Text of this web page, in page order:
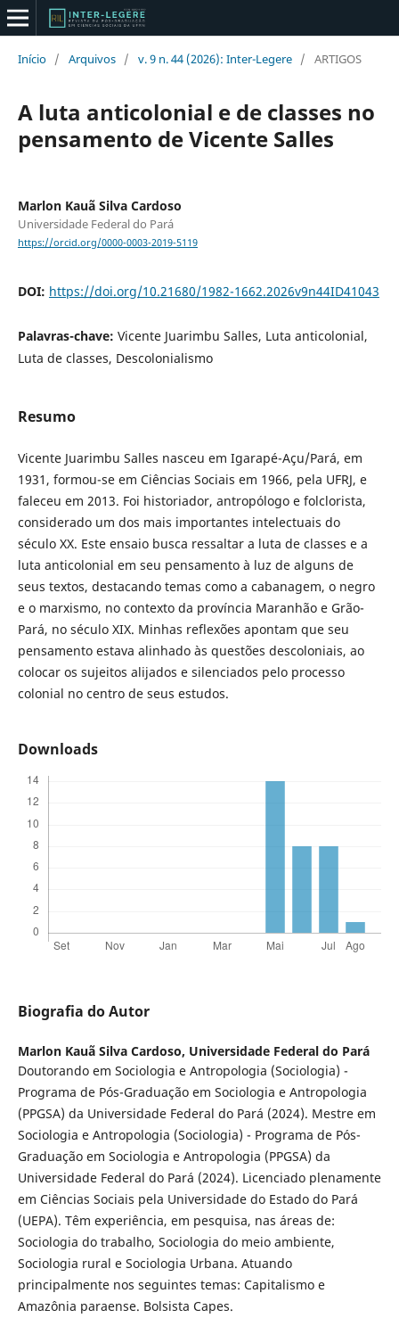
Início / Arquivos / v. 9 n. 44 (2026): Inter-Legere / ARTIGOS
A luta anticolonial e de classes no
pensamento de Vicente Salles
Marlon Kauã Silva Cardoso
Universidade Federal do Pará
https://orcid.org/0000-0003-2019-5119
DOI: https://doi.org/10.21680/1982-1662.2026v9n44ID41043
Palavras-chave: Vicente Juarimbu Salles, Luta anticolonial,
Luta de classes, Descolonialismo
Resumo
Vicente Juarimbu Salles nasceu em Igarapé-Açu/Pará, em
1931, formou-se em Ciências Sociais em 1966, pela UFRJ, e
faleceu em 2013. Foi historiador, antropólogo e folclorista,
considerado um dos mais importantes intelectuais do
século XX. Este ensaio busca ressaltar a luta de classes e a
luta anticolonial em seu pensamento à luz de alguns de
seus textos, destacando temas como a cabanagem, o negro
e o marxismo, no contexto da província Maranhão e Grão-
Pará, no século XIX. Minhas reflexões apontam que seu
pensamento estava alinhado às questões descoloniais, ao
colocar os sujeitos alijados e silenciados pelo processo
colonial no centro de seus estudos.
Downloads
Biografia do Autor
Marlon Kauã Silva Cardoso, Universidade Federal do Pará
Doutorando em Sociologia e Antropologia (Sociologia) -
Programa de Pós-Graduação em Sociologia e Antropologia
(PPGSA) da Universidade Federal do Pará (2024). Mestre em
Sociologia e Antropologia (Sociologia) - Programa de Pós-
Graduação em Sociologia e Antropologia (PPGSA) da
Universidade Federal do Pará (2024). Licenciado plenamente
em Ciências Sociais pela Universidade do Estado do Pará
(UEPA). Têm experiência, em pesquisa, nas áreas de:
Sociologia do trabalho, Sociologia do meio ambiente,
Sociologia rural e Sociologia Urbana. Atuando
principalmente nos seguintes temas: Capitalismo e
Amazônia paraense. Bolsista Capes.